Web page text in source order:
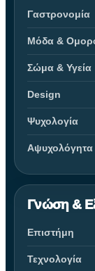
Γαστρονομία
Μόδα &
Σώμα & Υγεία
Design
Ψυχολογία
Αψυχολόγητα
Γνώση &
Επιστήμη
Τεχνολογία